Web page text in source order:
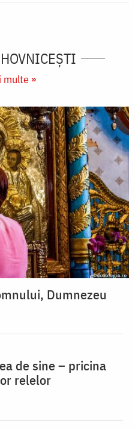
multe »
Dumnezeu
de sine – pricina
relelor